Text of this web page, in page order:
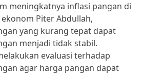
meningkatnya inflasi pangan di
Piter Abdullah,
yang kurang tepat dapat
menjadi tidak stabil.
evaluasi terhadap
agar harga pangan dapat